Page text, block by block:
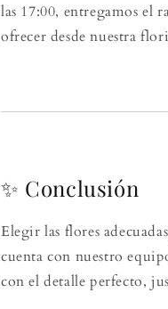
las 17:00, entregamos el
ofrecer desde nuestra
✨ Conclusión
Elegir las flores
cuenta con nuestro
con el detalle perfecto,